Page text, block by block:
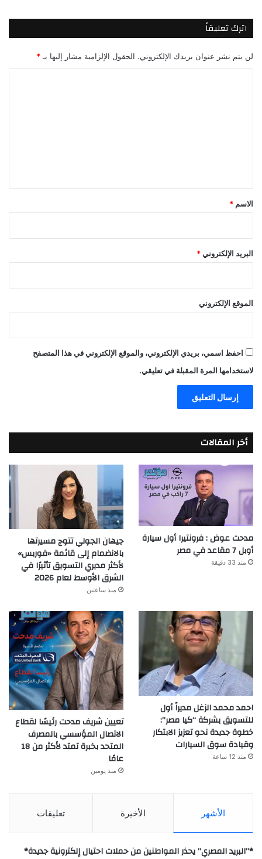
اترك تعليقاً
لن يتم نشر عنوان بريدك الإلكتروني. الحقول الإلزامية مشار إليها بـ *
*
الاسم *
البريد الإلكتروني *
الموقع الإلكتروني
احفظ اسمي، بريدي الإلكتروني، والموقع الإلكتروني في هذا المتصفح
لاستخدامها المرة المقبلة في تعليقي.
أخر المقالات
مدحت عوض : فرونتيرا أول سيارة
أوبل 7 مقاعد في مصر
منذ 33 دقيقة
جيهان الجولي تتوج مسيرتها
بالانضمام إلى قائمة «فوربس»
لأكثر مديري التسويق تأثيرًا في
الشرق الأوسط لعام 2026
منذ ساعتين
احمد محمد الزغل مديراً أول
للتسويق بشركة “كيا مصر”:
خطوة جديدة نحو تعزيز الابتكار
وقيادة سوق السيارات
منذ 12 ساعة
تعيين شريف مدحت رئيسًا لقطاع
الاتصال المؤسسي بالمصرف
المتحد بخبرة تمتد لأكثر من 18
عامًا
منذ يومين
الأشهر الأخيرة تعليقات
*”البريد المصري” يحذر المواطنين من حملات احتيال إلكترونية جديدة*